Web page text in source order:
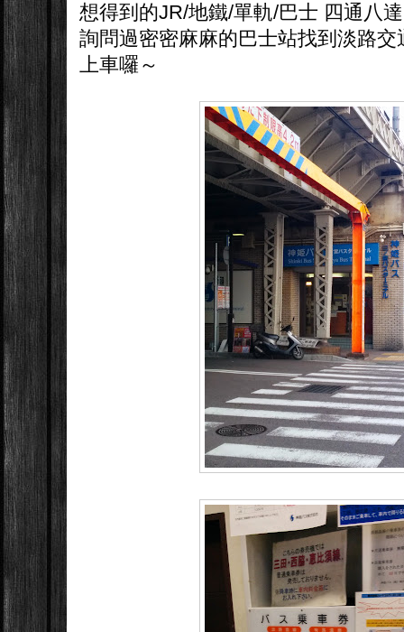
想得到的JR/地鐵/單軌/巴士 四通八
詢問過密密麻麻的巴士站找到淡路
上車囉～